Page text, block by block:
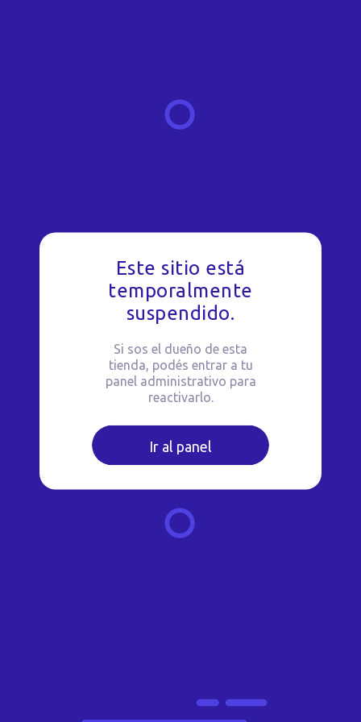
Este sitio está
temporalmente
suspendido.
Si sos el dueño de esta
tienda, podés entrar a tu
panel administrativo para
reactivarlo.
Ir al panel